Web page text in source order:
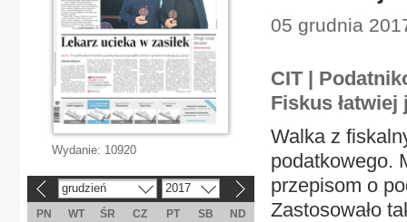
05 grudnia
CIT |
Fiskus łatwiej
Walka z
podatkowego.
przepisom o
Zastosowało
Wydanie: 10920
grudzień 2017
PN WT ŚR CZ PT SB
ND